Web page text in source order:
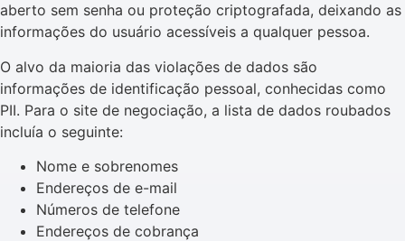
aberto sem senha ou proteção criptografada, deixando as
informações do usuário acessíveis a qualquer pessoa.
O alvo da maioria das violações de dados são
informações de identificação pessoal, conhecidas como
PII. Para o site de negociação, a lista de dados roubados
incluía o seguinte:
Nome e sobrenomes
Endereços de e-mail
Números de telefone
Endereços de cobrança